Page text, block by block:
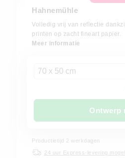
Hahnemühle
Volledig vrij van reflectie
printen op zacht fineart papier.
Meer informatie
70 x 50 cm
Ontwerp
Productietijd 2 werkdagen
24 uur Express-levering